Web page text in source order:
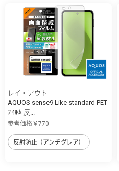
レイ・アウト
AQUOS sense9 Like standard PET
ﾌｨﾙﾑ 反...
参考価格￥770
反射防止（アンチグレア）